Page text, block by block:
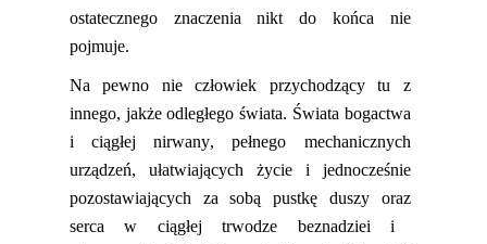
ostatecznego znaczenia nikt do końca nie
pojmuje.
Na pewno nie człowiek przychodzący tu z
innego, jakże odległego świata. Świata bogactwa
i ciągłej nirwany, pełnego mechanicznych
urządzeń, ułatwiających życie i jednocześnie
pozostawiających za sobą pustkę duszy oraz
serca w ciągłej trwodze beznadziei i